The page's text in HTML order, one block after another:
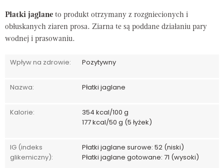
Płatki jaglane to produkt otrzymany z rozgniecionych i
obłuskanych ziaren prosa. Ziarna te są poddane działaniu pary
wodnej i prasowaniu.
Wpływ na zdrowie: Pozytywny
Nazwa: Płatki jaglane
Kalorie:
354 kcal/100 g
177 kcal/50 g (5 łyżek)
IG (indeks
glikemiczny):
Płatki jaglane surowe: 52 (niski)
Płatki jaglane gotowane: 71 (wysoki)